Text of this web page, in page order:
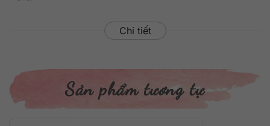
Chi tiết
Sản phẩm tương tự